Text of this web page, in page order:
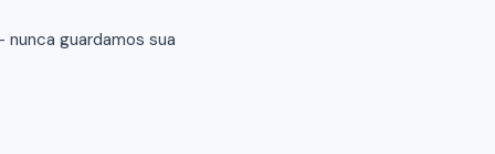
guardamos sua